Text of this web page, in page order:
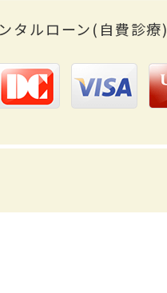
タルローン(自費診療)